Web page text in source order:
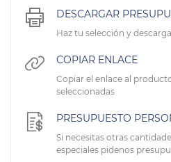
DESCARGAR
Haz tu selección y
COPIAR ENLACE
Copiar el enlace al
seleccionadas
PRESUPUESTO
Si necesitas otras
especiales pidenos